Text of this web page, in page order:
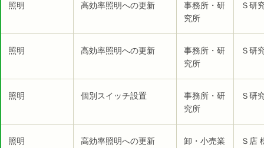
照明 高効率照明への更新
事務所・研
究所
Ｓ研
照明 高効率照明への更新
事務所・研
究所
Ｓ研
照明 個別スイッチ設置
事務所・研
究所
Ｓ研
照明 高効率照明への更新 卸・小売業 Ｓ店